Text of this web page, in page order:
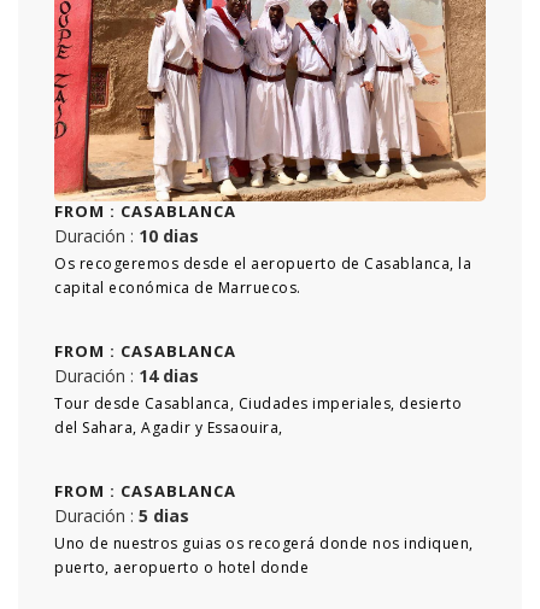
FROM : CASABLANCA
Duración : 10 dias
Os recogeremos desde el aeropuerto de Casablanca, la
capital económica de Marruecos.
FROM : CASABLANCA
Duración : 14 dias
Tour desde Casablanca, Ciudades imperiales, desierto
del Sahara, Agadir y Essaouira,
FROM : CASABLANCA
Duración : 5 dias
Uno de nuestros guias os recogerá donde nos indiquen,
puerto, aeropuerto o hotel donde